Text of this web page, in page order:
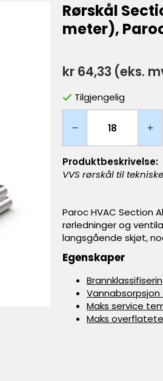
Rørskål
meter),
kr 64,33 (eks.
Tilgjengelig
Produktbeskrivelse:
VVS rørskål til
Paroc HVAC Section
rørledninger og
langsgående skjøt,
Egenskaper
Maks service
Maks